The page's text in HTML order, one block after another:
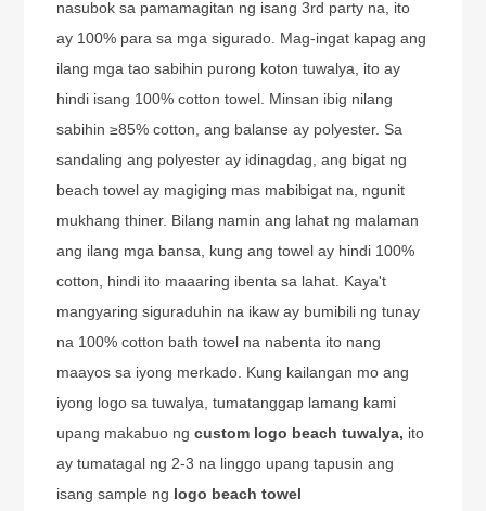
nasubok sa pamamagitan ng isang 3rd party na, ito
ay 100% para sa mga sigurado. Mag-ingat kapag ang
ilang mga tao sabihin purong koton tuwalya, ito ay
hindi isang 100% cotton towel. Minsan ibig nilang
sabihin ≥85% cotton, ang balanse ay polyester. Sa
sandaling ang polyester ay idinagdag, ang bigat ng
beach towel ay magiging mas mabibigat na, ngunit
mukhang thiner. Bilang namin ang lahat ng malaman
ang ilang mga bansa, kung ang towel ay hindi 100%
cotton, hindi ito maaaring ibenta sa lahat. Kaya't
mangyaring siguraduhin na ikaw ay bumibili ng tunay
na 100% cotton bath towel na nabenta ito nang
maayos sa iyong merkado. Kung kailangan mo ang
iyong logo sa tuwalya, tumatanggap lamang kami
upang makabuo ngcustom logo beach tuwalya, ito
ay tumatagal ng 2-3 na linggo upang tapusin ang
isang sample ng logo beach towel